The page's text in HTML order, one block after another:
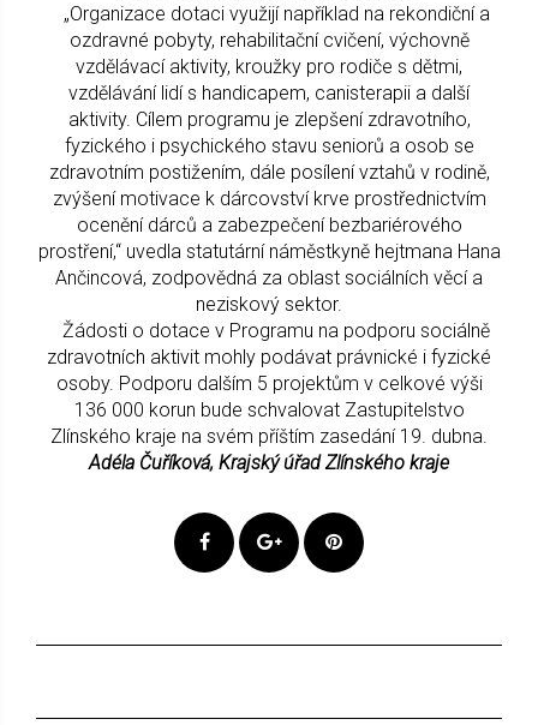
„Organizace dotaci využijí například na rekondiční a
ozdravné pobyty, rehabilitační cvičení, výchovně
vzdělávací aktivity, kroužky pro rodiče s dětmi,
vzdělávání lidí s handicapem, canisterapii a další
aktivity. Cílem programu je zlepšení zdravotního,
fyzického i psychického stavu seniorů a osob se
zdravotním postižením, dále posílení vztahů v rodině,
zvýšení motivace k dárcovství krve prostřednictvím
ocenění dárců a zabezpečení bezbariérového
prostření,“ uvedla statutární náměstkyně hejtmana Hana
Ančincová, zodpovědná za oblast sociálních věcí a
neziskový sektor.
Žádosti o dotace v Programu na podporu sociálně
zdravotních aktivit mohly podávat právnické i fyzické
osoby. Podporu dalším 5 projektům v celkové výši
136 000 korun bude schvalovat Zastupitelstvo
Zlínského kraje na svém příštím zasedání 19. dubna.
Adéla Čuříková, Krajský úřad Zlínského kraje